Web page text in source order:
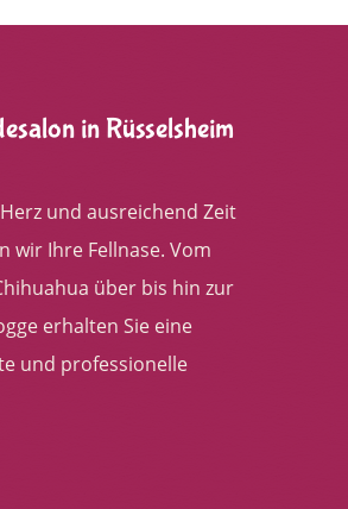
in Rüsselsheim
und ausreichend Zeit
wir Ihre Fellnase. Vom
über bis hin zur
erhalten Sie eine
und professionelle